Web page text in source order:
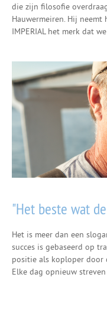
die zijn filosofie
Hauwermeiren. Hij
IMPERIAL het merk dat
"Het beste wat
Het is meer dan een
succes is gebaseerd op
positie als koploper door
Elke dag opnieuw